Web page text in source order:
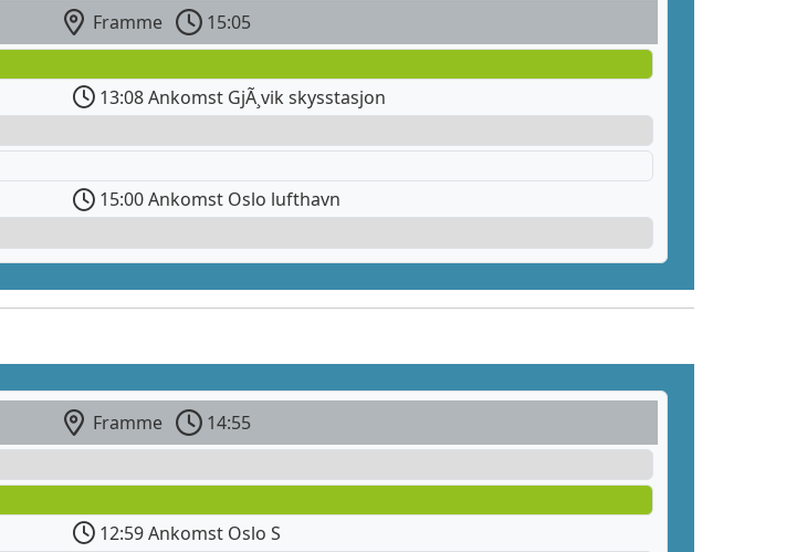
Framme
15:05
13:08 Ankomst GjÃ¸vik skysstasjon
15:00 Ankomst Oslo lufthavn
Framme
14:55
12:59 Ankomst Oslo S